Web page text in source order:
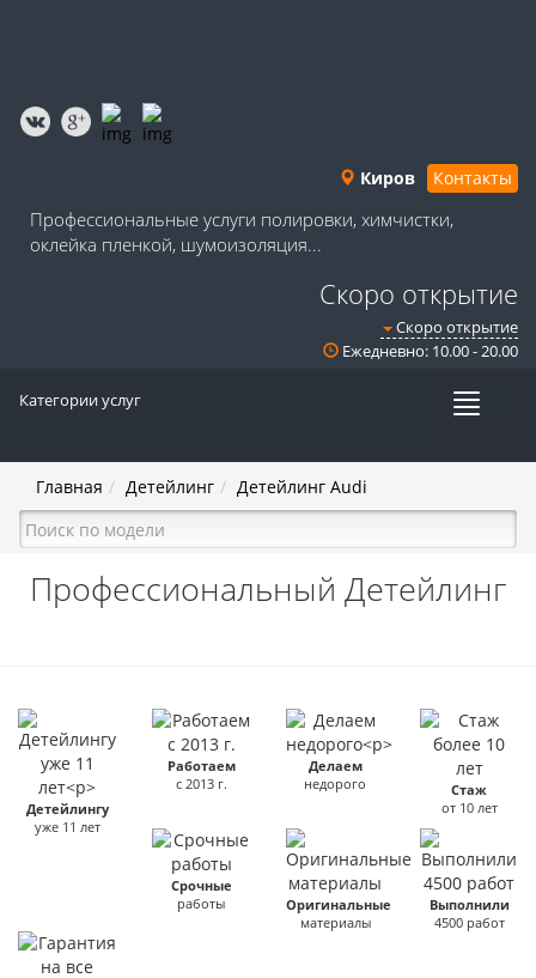
Киров Контакты
Профессиональные услуги полировки, химчистки,
оклейка пленкой, шумоизоляция...
Скоро открытие
Скоро открытие
Ежедневно: 10.00 - 20.00
Категории услуг
Главная Детейлинг Детейлинг Audi
Профессиональный Детейлинг
Детейлингу
уже 11 лет
Работаем
с 2013 г.
Делаем
недорого
Стаж
от 10 лет
Срочные
работы
Оригинальные
материалы
Выполнили
4500 работ